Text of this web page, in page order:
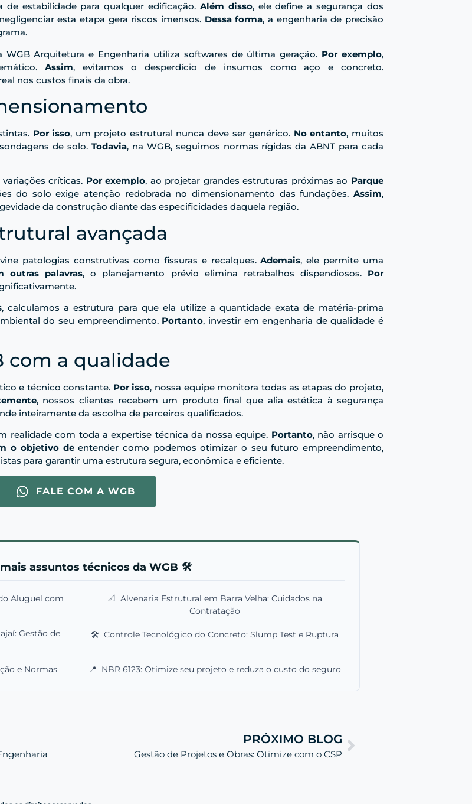
estabilidade para qualquer edificação. Além disso, ele define a segurança dos
esta etapa gera riscos imensos. Dessa forma, a engenharia de precisão
Arquitetura e Engenharia utiliza softwares de última geração. Por exemplo,
Assim, evitamos o desperdício de insumos como aço e concreto.
nos custos finais da obra.
Por isso, um projeto estrutural nunca deve ser genérico. No entanto, muitos
de solo. Todavia, na WGB, seguimos normas rígidas da ABNT para cada
críticas. Por exemplo, ao projetar grandes estruturas próximas ao Parque
do solo exige atenção redobrada no dimensionamento das fundações. Assim,
da construção diante das especificidades daquela região.
avançada
patologias construtivas como fissuras e recalques.Ademais, ele permite uma
outras palavras, o planejamento prévio elimina retrabalhos dispendiosos. Por
, calculamos a estrutura para que ela utilize a quantidade exata de matéria-prima
do seu empreendimento. Portanto, investir em engenharia de qualidade é
com a qualidade
e técnico constante. Por isso, nossa equipe monitora todas as etapas do projeto,
, nossos clientes recebem um produto final que alia estética à segurança
inteiramente da escolha de parceiros qualificados.
realidade com toda a expertise técnica da nossa equipe. Portanto, não arrisque o
o objetivo deentender como podemos otimizar o seu futuro empreendimento,
para garantir uma estrutura segura, econômica e eficiente.
FALE COM A WGB
assuntos técnicos da WGB 🛠️
Aluguel com
📐 Alvenaria Estrutural em Barra Velha: Cuidados na
Contratação
Gestão de
🛠️ Controle Tecnológico do Concreto: Slump Test e Ruptura
e Normas 📍 NBR 6123: Otimize seu projeto e reduza o custo do seguro
PRÓXIMO BLOG
Gestão de Projetos e Obras: Otimize com o CSP